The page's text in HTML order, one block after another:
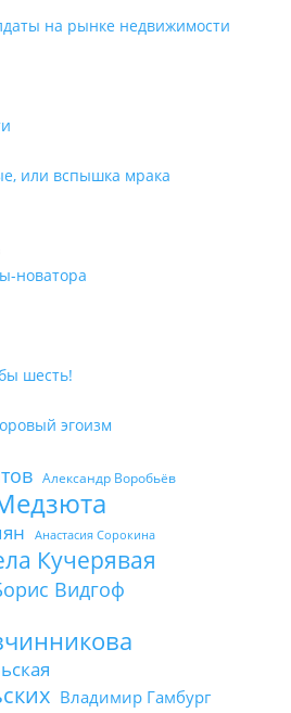
на рынке недвижимости
или вспышка мрака
новатора
шесть!
эгоизм
Александр Воробьёв
Анастасия Сорокина
Кучерявая
Видгоф
Владимир Гамбург